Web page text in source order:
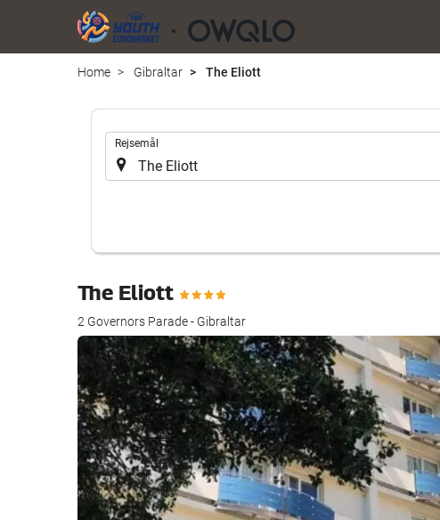
Home Gibraltar The Eliott
Rejsemål
The Eliott
2 Governors Parade - Gibraltar